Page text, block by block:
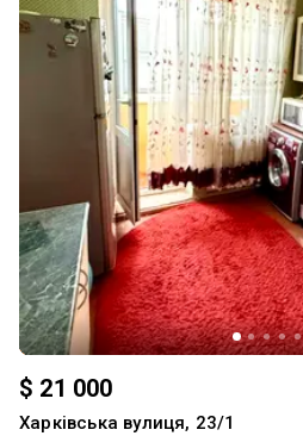
$ 21 000
Харківська вулиця, 23/1